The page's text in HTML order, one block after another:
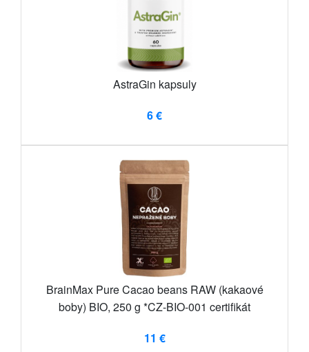
AstraGin kapsuly
6 €
BrainMax Pure Cacao beans RAW (kakaové
boby) BIO, 250 g *CZ-BIO-001 certifikát
11 €